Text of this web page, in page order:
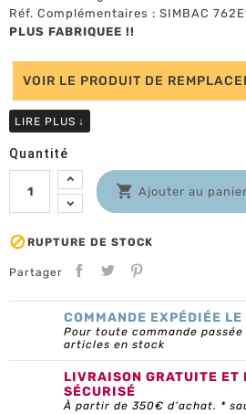
Réf. Complémentaires : SIMBAC
PLUS FABRIQUEE !!
VOIR LE PRODUIT DE
LIRE PLUS ↓
Quantité
 Ajouter au panier
 RUPTURE DE STOCK
Partager
COMMANDE EXPÉDIÉE
Pour toute commande
articles en stock
LIVRAISON GRATUITE ET
SÉCURISÉ
À partir de 350€ d’achat. *